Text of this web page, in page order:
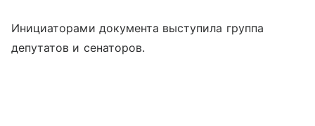
Инициаторами документа выступила группа
депутатов и сенаторов.